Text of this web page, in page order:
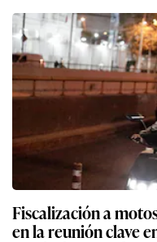
Fiscalización a
en la reunión clave